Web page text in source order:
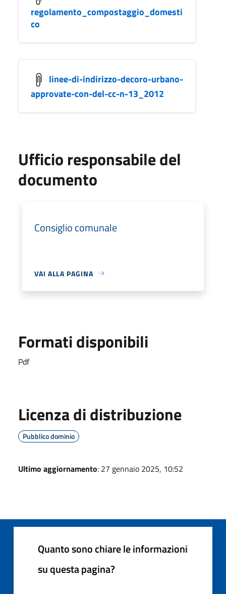
regolamento_compostaggio_domesti
co
linee-di-indirizzo-decoro-urbano-
approvate-con-del-cc-n-13_2012
Ufficio responsabile del
documento
Consiglio comunale
VAI ALLA PAGINA
Formati disponibili
Pdf
Licenza di distribuzione
Pubblico dominio
Ultimo aggiornamento: 27 gennaio 2025, 10:52
Quanto sono chiare le informazioni
su questa pagina?